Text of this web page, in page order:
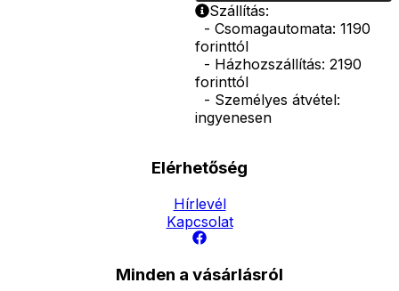
Szállítás:
- Csomagautomata: 1190
forinttól
- Házhozszállítás: 2190
forinttól
- Személyes átvétel:
ingyenesen
Elérhetőség
Hírlevél
Kapcsolat
Minden a vásárlásról